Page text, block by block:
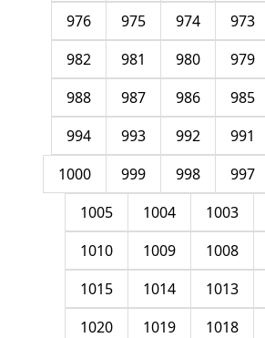
973
974
975
976
979
980
981
982
985
986
987
988
991
992
993
994
997
998
999
1000
1003
1004
1005
1008
1009
1010
1013
1014
1015
1018
1019
1020